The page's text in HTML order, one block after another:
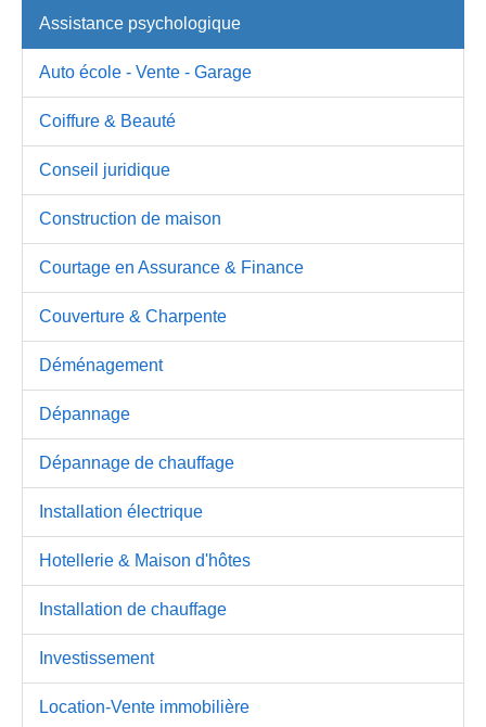
Assistance psychologique
Auto école - Vente - Garage
Coiffure & Beauté
Conseil juridique
Construction de maison
Courtage en Assurance & Finance
Couverture & Charpente
Déménagement
Dépannage
Dépannage de chauffage
Installation électrique
Hotellerie & Maison d'hôtes
Installation de chauffage
Investissement
Location-Vente immobilière